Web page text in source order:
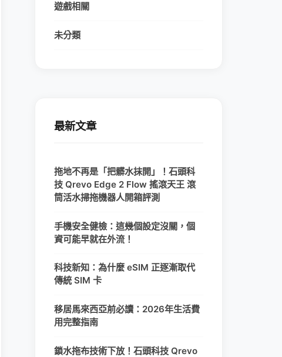
遊戲相關
未分類
最新文章
拖地不再是「把髒水抹開」！石頭科
技 Qrevo Edge 2 Flow 搖滾天王 滾
筒活水掃拖機器人開箱評測
手機安全健檢：這幾個設定沒關，個
資可能早就在外流！
科技新知：為什麼 eSIM 正逐漸取代
傳統 SIM 卡
移居馬來西亞前必讀：2026年生活費
用完整指南
鎖水拖布技術下放！石頭科技 Qrevo